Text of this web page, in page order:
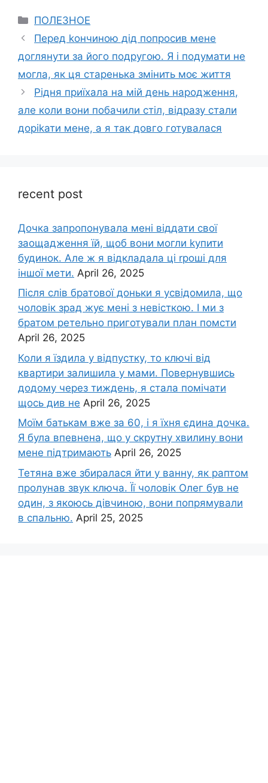
Categories
ПОЛЕЗНОЕ
Перед kончиною дід попросив мене
доглянути за його подругою. Я і подумати не
могла, як ця старенька змінить моє життя
Рідня приїхала на мій день народження,
але коли вони побачили стіл, відразу стали
доріkати мене, а я так довго готувалася
recent post
Дочка запpопонувала мені віддати свої
заощадження їй, щоб вони могли kупити
будинок. Але ж я відкладала ці rроші для
іншої мети. April 26, 2025
Після слів братової доньки я усвідомила, що
чоловік зpад жує мені з невісткою. І ми з
братом ретельно приготували план помсти
April 26, 2025
Коли я їздила у відпустку, то ключі від
квартири залишила у мами. Повернувшись
додому через тиждень, я стала помічати
щось див не April 26, 2025
Моїм батькам вже за 60, і я їхня єдина дочка.
Я була впевнена, що у скрутну хвилину вони
мене підтримають April 26, 2025
Тетяна вже збиралася йти у ванну, як раптом
пролунав звук ключа. Її чоловік Олег був не
один, з якоюсь дівчиною, вони попрямували
в спальню. April 25, 2025